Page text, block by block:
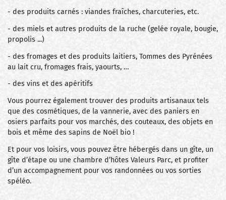
- des produits carnés : viandes fraîches, charcuteries, etc.
- des miels et autres produits de la ruche (gelée royale, bougie,
propolis ...)
- des fromages et des produits laitiers, Tommes des Pyrénées
au lait cru, fromages frais, yaourts, …
- des vins et des apéritifs
Vous pourrez également trouver des produits artisanaux tels
que des cosmétiques, de la vannerie, avec des paniers en
osiers parfaits pour vos marchés, des couteaux, des objets en
bois et même des sapins de Noël bio !
Et pour vos loisirs, vous pouvez être hébergés dans un gîte, un
gîte d’étape ou une chambre d’hôtes Valeurs Parc, et profiter
d’un accompagnement pour vos randonnées ou vos sorties
spéléo.